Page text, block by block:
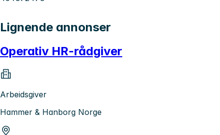
Lignende annonser
Operativ HR-rådgiver
Arbeidsgiver
Hammer & Hanborg Norge